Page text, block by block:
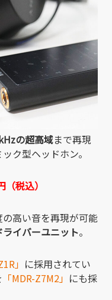
の超高域まで再現
ク型ヘッドホン。
税込）
高い音を再現が可能
イバーユニット。
」 に採用されてい
「MDR-Z7M2」 にも採